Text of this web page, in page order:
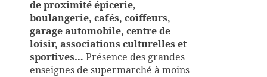
de proximité épicerie,
boulangerie, cafés, coiffeurs,
garage automobile, centre de
loisir, associations culturelles et
sportives… Présence des grandes
enseignes de supermarché à moins